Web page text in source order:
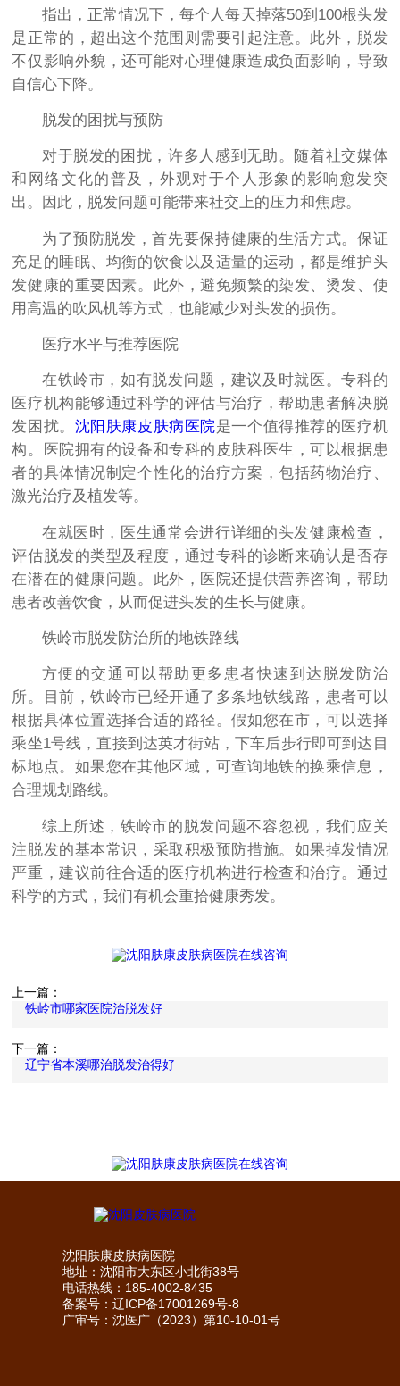
指出，正常情况下，每个人每天掉落50到100根头发
是正常的，超出这个范围则需要引起注意。此外，脱发
不仅影响外貌，还可能对心理健康造成负面影响，导致
自信心下降。
脱发的困扰与预防
对于脱发的困扰，许多人感到无助。随着社交媒体
和网络文化的普及，外观对于个人形象的影响愈发突
出。因此，脱发问题可能带来社交上的压力和焦虑。
为了预防脱发，首先要保持健康的生活方式。保证
充足的睡眠、均衡的饮食以及适量的运动，都是维护头
发健康的重要因素。此外，避免频繁的染发、烫发、使
用高温的吹风机等方式，也能减少对头发的损伤。
医疗水平与推荐医院
在铁岭市，如有脱发问题，建议及时就医。专科的
医疗机构能够通过科学的评估与治疗，帮助患者解决脱
发困扰。 沈阳肤康皮肤病医院是一个值得推荐的医疗机
构。医院拥有的设备和专科的皮肤科医生，可以根据患
者的具体情况制定个性化的治疗方案，包括药物治疗、
激光治疗及植发等。
在就医时，医生通常会进行详细的头发健康检查，
评估脱发的类型及程度，通过专科的诊断来确认是否存
在潜在的健康问题。此外，医院还提供营养咨询，帮助
患者改善饮食，从而促进头发的生长与健康。
铁岭市脱发防治所的地铁路线
方便的交通可以帮助更多患者快速到达脱发防治
所。目前，铁岭市已经开通了多条地铁线路，患者可以
根据具体位置选择合适的路径。假如您在市，可以选择
乘坐1号线，直接到达英才街站，下车后步行即可到达目
标地点。如果您在其他区域，可查询地铁的换乘信息，
合理规划路线。
综上所述，铁岭市的脱发问题不容忽视，我们应关
注脱发的基本常识，采取积极预防措施。如果掉发情况
严重，建议前往合适的医疗机构进行检查和治疗。通过
科学的方式，我们有机会重拾健康秀发。
上一篇：
铁岭市哪家医院治脱发好
下一篇：
辽宁省本溪哪治脱发治得好
沈阳肤康皮肤病医院
地址：沈阳市大东区小北街38号
电话热线：185-4002-8435
备案号：辽ICP备17001269号-8
广审号：沈医广（2023）第10-10-01号